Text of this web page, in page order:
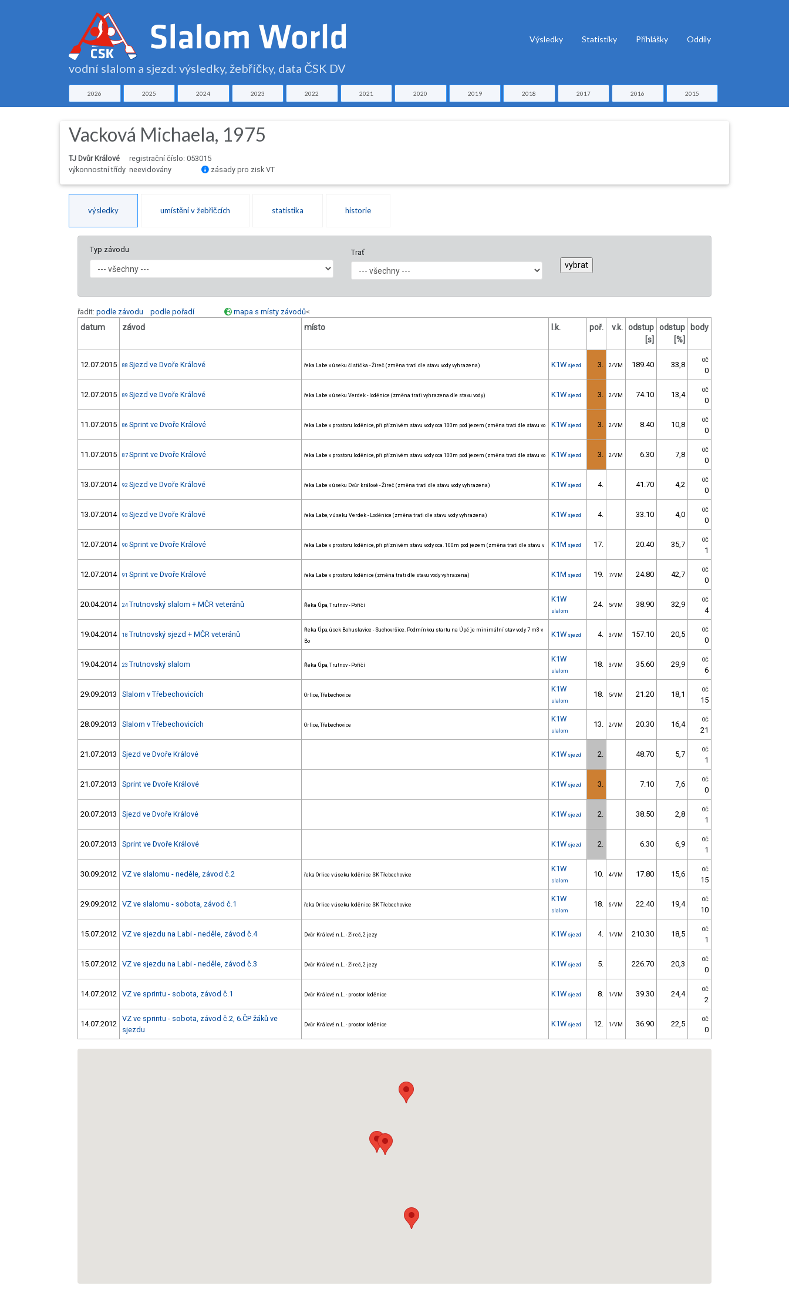
vodní slalom a sjezd: výsledky, žebříčky, data ČSK DV
Výsledky Statistiky Přihlášky Oddíly
2026 2025 2024 2023 2022 2021 2020 2019 2018 2017 2016 2015
Vacková Michaela, 1975
TJ Dvůr Králové
registrační číslo: 053015
výkonnostní třídy neevidovány
zásady pro zisk VT
výsledky umístění v žebříčcích statistika historie
Typ závodu Trať
řadit: podle závodu podle pořadí mapa s místy závodů<
datum závod místo l.k. poř. v.k. odstup
[s]
odstup
[%]
body
12.07.2015 88 Sjezd ve Dvoře Králové řeka Labe v úseku čistička - Žireč (změna trati dle stavu vody vyhrazena) K1W sjezd 3. 2/VM 189.40 33,8 OČ
0
12.07.2015 89 Sjezd ve Dvoře Králové řeka Labe v úseku Verdek - loděnice (změna trati vyhrazena dle stavu vody) K1W sjezd 3. 2/VM 74.10 13,4 OČ
0
11.07.2015 86 Sprint ve Dvoře Králové řeka Labe v prostoru loděnice, při příznivém stavu vody cca 100m pod jezem (změna trati dle stavu vo K1W sjezd 3. 2/VM 8.40 10,8 OČ
0
11.07.2015 87 Sprint ve Dvoře Králové řeka Labe v prostoru loděnice, při příznivém stavu vody cca 100m pod jezem (změna trati dle stavu vo K1W sjezd 3. 2/VM 6.30 7,8 OČ
0
13.07.2014 92 Sjezd ve Dvoře Králové řeka Labe v úseku Dvůr králové - Žireč (změna trati dle stavu vody vyhrazena) K1W sjezd 4. 41.70 4,2 OČ
0
13.07.2014 93 Sjezd ve Dvoře Králové řeka Labe, v úseku Verdek - Loděnice (změna trati dle stavu vody vyhrazena) K1W sjezd 4. 33.10 4,0 OČ
0
12.07.2014 90 Sprint ve Dvoře Králové řeka Labe v prostoru loděnice, při příznivém stavu vody cca. 100m pod jezem (změna trati dle stavu v K1M sjezd 17. 20.40 35,7 OČ
1
12.07.2014 91 Sprint ve Dvoře Králové řeka Labe v prostoru loděnice (změna trati dle stavu vody vyhrazena) K1M sjezd 19. 7/VM 24.80 42,7 OČ
0
20.04.2014 24 Trutnovský slalom + MČR veteránů Řeka Úpa, Trutnov - Poříčí
K1W
slalom
24. 5/VM 38.90 32,9 OČ
4
19.04.2014 18 Trutnovský sjezd + MČR veteránů
Řeka Úpa, úsek Bohuslavice - Suchovršice. Podmínkou startu na Úpě je minimální stav vody 7 m3 v
Bo
K1W sjezd 4. 3/VM 157.10 20,5 OČ
0
19.04.2014 23 Trutnovský slalom Řeka Úpa, Trutnov - Poříčí
K1W
slalom
18. 3/VM 35.60 29,9 OČ
6
29.09.2013 Slalom v Třebechovicích Orlice, Třebechovice
K1W
slalom
18. 5/VM 21.20 18,1 OČ
15
28.09.2013 Slalom v Třebechovicích Orlice, Třebechovice
K1W
slalom
13. 2/VM 20.30 16,4 OČ
21
21.07.2013 Sjezd ve Dvoře Králové K1W sjezd 2. 48.70 5,7 OČ
1
21.07.2013 Sprint ve Dvoře Králové K1W sjezd 3. 7.10 7,6 OČ
0
20.07.2013 Sjezd ve Dvoře Králové K1W sjezd 2. 38.50 2,8 OČ
1
20.07.2013 Sprint ve Dvoře Králové K1W sjezd 2. 6.30 6,9 OČ
1
30.09.2012 VZ ve slalomu - neděle, závod č.2 řeka Orlice v úseku loděnice SK Třebechovice
K1W
slalom
10. 4/VM 17.80 15,6 OČ
15
29.09.2012 VZ ve slalomu - sobota, závod č.1 řeka Orlice v úseku loděnice SK Třebechovice
K1W
slalom
18. 6/VM 22.40 19,4 OČ
10
15.07.2012 VZ ve sjezdu na Labi - neděle, závod č.4 Dvůr Králové n.L. - Žireč, 2 jezy K1W sjezd 4. 1/VM 210.30 18,5 OČ
1
15.07.2012 VZ ve sjezdu na Labi - neděle, závod č.3 Dvůr Králové n.L. - Žireč, 2 jezy K1W sjezd 5. 226.70 20,3 OČ
0
14.07.2012 VZ ve sprintu - sobota, závod č.1 Dvůr Králové n.L. - prostor loděnice K1W sjezd 8. 1/VM 39.30 24,4 OČ
2
14.07.2012
VZ ve sprintu - sobota, závod č.2, 6.ČP žáků ve
sjezdu
Dvůr Králové n.L. - prostor loděnice K1W sjezd 12. 1/VM 36.90 22,5 OČ
0